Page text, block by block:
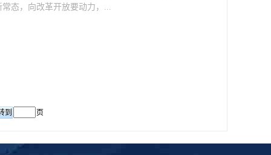
态，向改革开放要动力，...
页